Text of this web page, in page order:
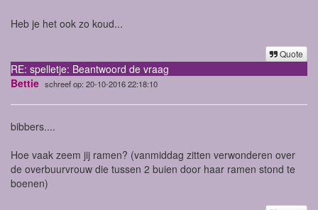
Heb je het ook zo koud...
Quote
RE: spelletje: Beantwoord de vraag
Bettie schreef op: 20-10-2016 22:18:10
bibbers....
Hoe vaak zeem jij ramen? (vanmiddag zitten verwonderen over
de overbuurvrouw die tussen 2 buien door haar ramen stond te
boenen)